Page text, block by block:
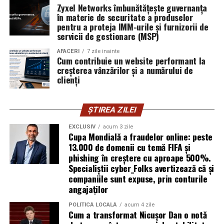
furnizor de hosting nu poate opri un utilizator să își
introducă parola pe o pagină clonată. În acel moment,
vigilența utilizatorului rămâne prima linie de apărare”,
explică Horațiu Șimon, Chief Technology Officer
cyber_Folks România.
Subiectul a fost semnalat și de FBI, care a inclus în
informările din ultima lună amenințările asociate
operațiuni de dezinformare.
Avertismentele publice s-au concentrat în principal
asupra fanilor și infrastructurii orașelor gazdă, însă
specialiștii atrag atenția că firmele pot fi afectate
inclusiv atunci când nu au nicio legătură directă cu
industria sportului, turismului sau vânzarea de bilete.
Atacurile sunt mai eficiente în contextul
evenimentelor globale
Zyxel Networks îmbunătățește guvernanța
în materie de securitate a produselor
pentru a proteja IMM-urile și furnizorii de
servicii de gestionare (MSP)
AFACERI 7 zile inainte
Cum contribuie un website performant la
creșterea vânzărilor și a numărului de
clienți
ȘTIREA ZILEI
EXCLUSIV acum 3 zile
Cupa Mondială a fraudelor online: peste
13.000 de domenii cu temă FIFA și
phishing în creștere cu aproape 500%.
Specialiștii cyber_Folks avertizează că și
companiile sunt expuse, prin conturile
angajaților
POLITICĂ LOCALĂ acum 4 zile
Cum a transformat Nicușor Dan o notă